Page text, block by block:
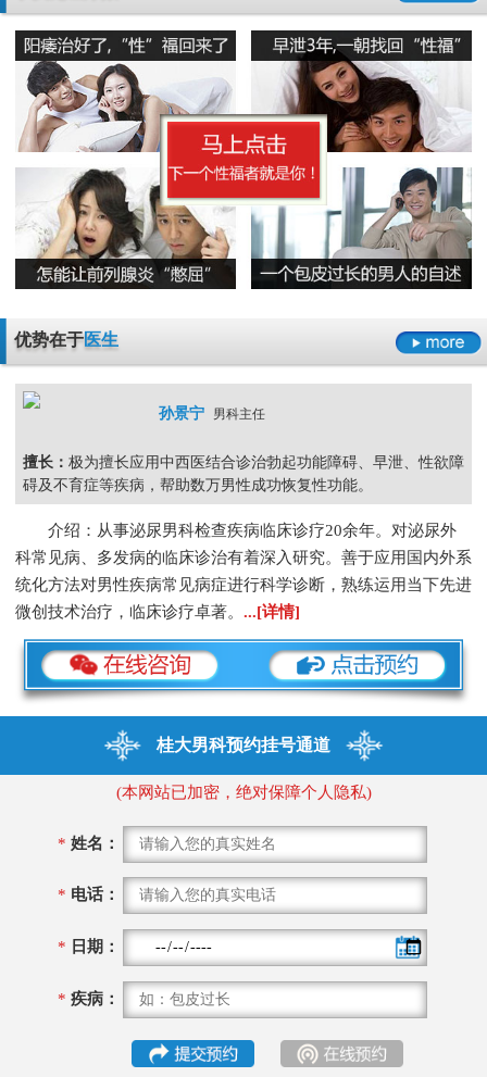
男性阳痿会有哪些危害
早泄要严于律己
阳痿 早泄 不射精 勃起障碍
男科检查囊肿症状是什么
正确认识男科检查莫“误解”它
男科检查增生会影响性生活吗
男性男科检查灼痛是怎么回事
男科检查 男科检查增生 男科检查痛 男科检查囊肿
龟头的异味什么导致的
男人睾丸胀痛的原因是什么
精囊炎有哪些危害呢
尿道炎是什么原因导致的
包皮龟头炎 尿道炎 睾丸炎 膀胱炎
无精症的预防措施要怎么做呢
精子畸形率高的主要原因
弱精症有哪些常见的原因
少精症是又哪些疾病诱发出来的呢
优势在于医生
孙景宁 男科主任
擅长： 极为擅长应用中西医结合诊治勃起功能障碍、早泄、性欲障
碍及不育症等疾病，帮助数万男性成功恢复性功能。
介绍：从事泌尿男科检查疾病临床诊疗20余年。对泌尿外
科常见病、多发病的临床诊治有着深入研究。善于应用国内外系
统化方法对男性疾病常见病症进行科学诊断，熟练运用当下先进
微创技术治疗，临床诊疗卓著。 ...[详情]
桂大男科预约挂号通道
(本网站已加密，绝对保障个人隐私)
* 姓名：
* 电话：
* 日期：
* 疾病：